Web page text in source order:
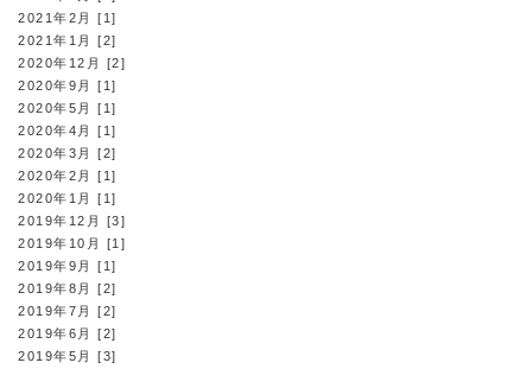
2021年2月 [1]
2021年1月 [2]
2020年12月 [2]
2020年9月 [1]
2020年5月 [1]
2020年4月 [1]
2020年3月 [2]
2020年2月 [1]
2020年1月 [1]
2019年12月 [3]
2019年10月 [1]
2019年9月 [1]
2019年8月 [2]
2019年7月 [2]
2019年6月 [2]
2019年5月 [3]